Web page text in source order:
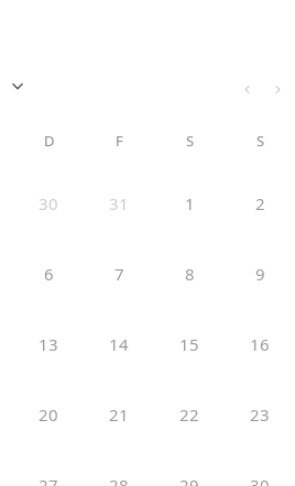
D F S S
30 31 1 2
6 7 8 9
13 14 15 16
20 21 22 23